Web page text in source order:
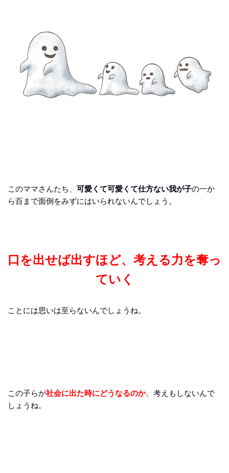
このママさんたち、 可愛くて可愛くて仕方ない我が子の一か
ら百まで面倒をみずにはいられないんでしょう。
口を出せば出すほど、考える力を奪っ
ていく
ことには思いは至らないんでしょうね。
この子らが社会に出た時にどうなるのか、考えもしないんで
しょうね。